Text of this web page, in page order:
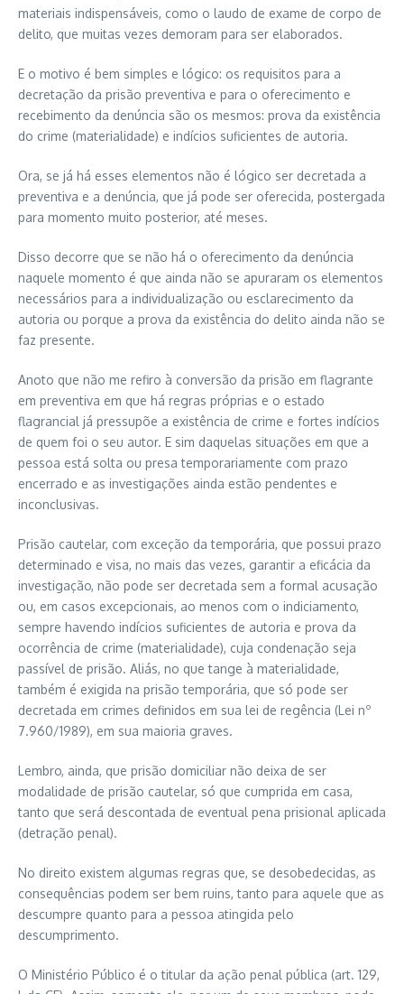
materiais indispensáveis, como o laudo de exame de corpo de
delito, que muitas vezes demoram para ser elaborados.
E o motivo é bem simples e lógico: os requisitos para a
decretação da prisão preventiva e para o oferecimento e
recebimento da denúncia são os mesmos: prova da existência
do crime (materialidade) e indícios suficientes de autoria.
Ora, se já há esses elementos não é lógico ser decretada a
preventiva e a denúncia, que já pode ser oferecida, postergada
para momento muito posterior, até meses.
Disso decorre que se não há o oferecimento da denúncia
naquele momento é que ainda não se apuraram os elementos
necessários para a individualização ou esclarecimento da
autoria ou porque a prova da existência do delito ainda não se
faz presente.
Anoto que não me refiro à conversão da prisão em flagrante
em preventiva em que há regras próprias e o estado
flagrancial já pressupõe a existência de crime e fortes indícios
de quem foi o seu autor. E sim daquelas situações em que a
pessoa está solta ou presa temporariamente com prazo
encerrado e as investigações ainda estão pendentes e
inconclusivas.
Prisão cautelar, com exceção da temporária, que possui prazo
determinado e visa, no mais das vezes, garantir a eficácia da
investigação, não pode ser decretada sem a formal acusação
ou, em casos excepcionais, ao menos com o indiciamento,
sempre havendo indícios suficientes de autoria e prova da
ocorrência de crime (materialidade), cuja condenação seja
passível de prisão. Aliás, no que tange à materialidade,
também é exigida na prisão temporária, que só pode ser
decretada em crimes definidos em sua lei de regência (Lei nº
7.960/1989), em sua maioria graves.
Lembro, ainda, que prisão domiciliar não deixa de ser
modalidade de prisão cautelar, só que cumprida em casa,
tanto que será descontada de eventual pena prisional aplicada
(detração penal).
No direito existem algumas regras que, se desobedecidas, as
consequências podem ser bem ruins, tanto para aquele que as
descumpre quanto para a pessoa atingida pelo
descumprimento.
O Ministério Público é o titular da ação penal pública (art. 129,